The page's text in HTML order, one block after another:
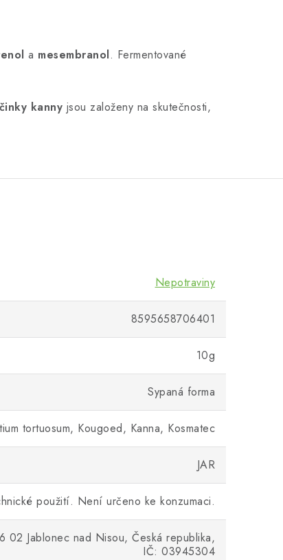
a mesembranol. Fermentované
kanny jsou založeny na skutečnosti,
Nepotraviny
8595658706401
10g
Sypaná forma
tortuosum, Kougoed, Kanna, Kosmatec
JAR
použití. Není určeno ke konzumaci.
02 Jablonec nad Nisou, Česká republika,
IČ: 03945304